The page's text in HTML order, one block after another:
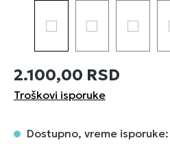
2.100,00 RSD
Troškovi isporuke
Dostupno, vreme isporuke: